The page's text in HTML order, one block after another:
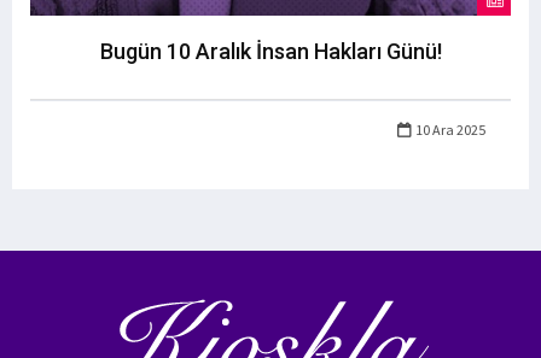
Bugün 10 Aralık İnsan Hakları Günü!
10 Ara 2025